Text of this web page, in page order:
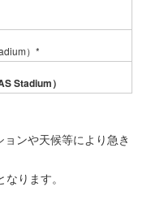
）*
Stadium）
ンや天候等により急き
ります。